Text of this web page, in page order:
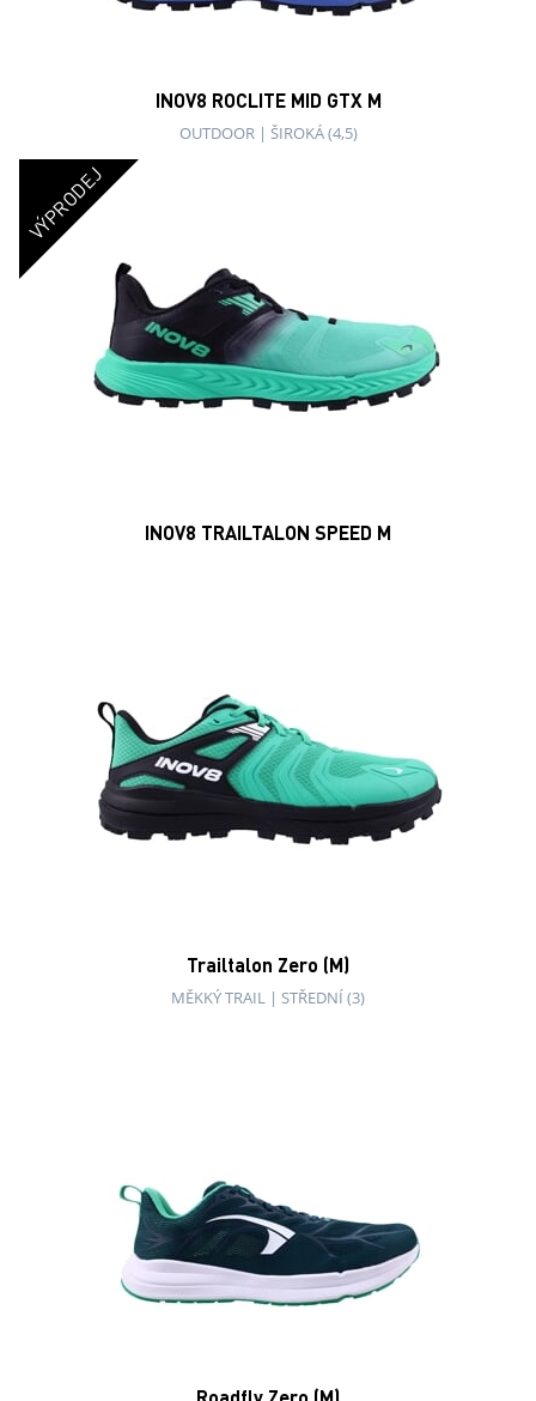
MĚKKÝ TRAIL|STŘEDNÍ (3)
SILNICE|ŠIROKÁ (4,5)